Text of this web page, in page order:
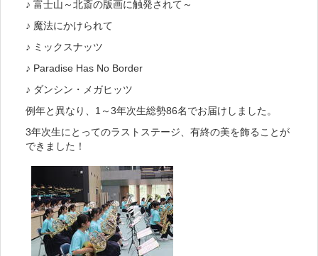
♪ 富士山～北斎の版画に触発されて～
♪ 魔法にかけられて
♪ ミックスナッツ
♪ Paradise Has No Border
♪ ダンシン・メガヒッツ
例年と異なり、1～3年次生総勢86名でお届けしました。
3年次生にとってのラストステージ、有終の美を飾ることが
できました！